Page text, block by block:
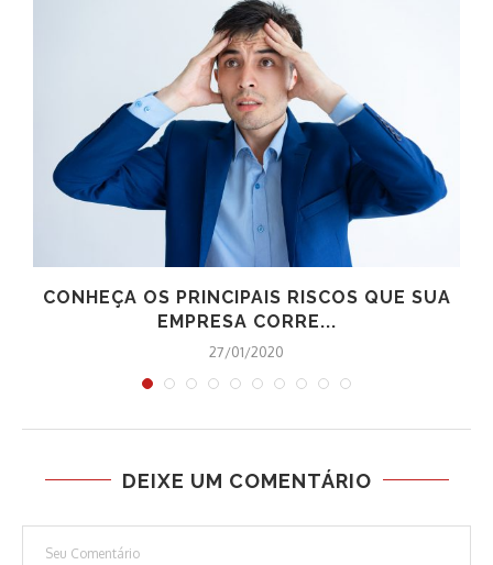
CONHEÇA OS PRINCIPAIS RISCOS QUE SUA
EMPRESA CORRE...
27/01/2020
DEIXE UM COMENTÁRIO